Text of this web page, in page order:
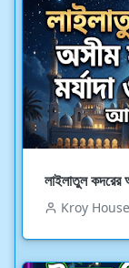
লাইলাতুল কদরের
Kroy House